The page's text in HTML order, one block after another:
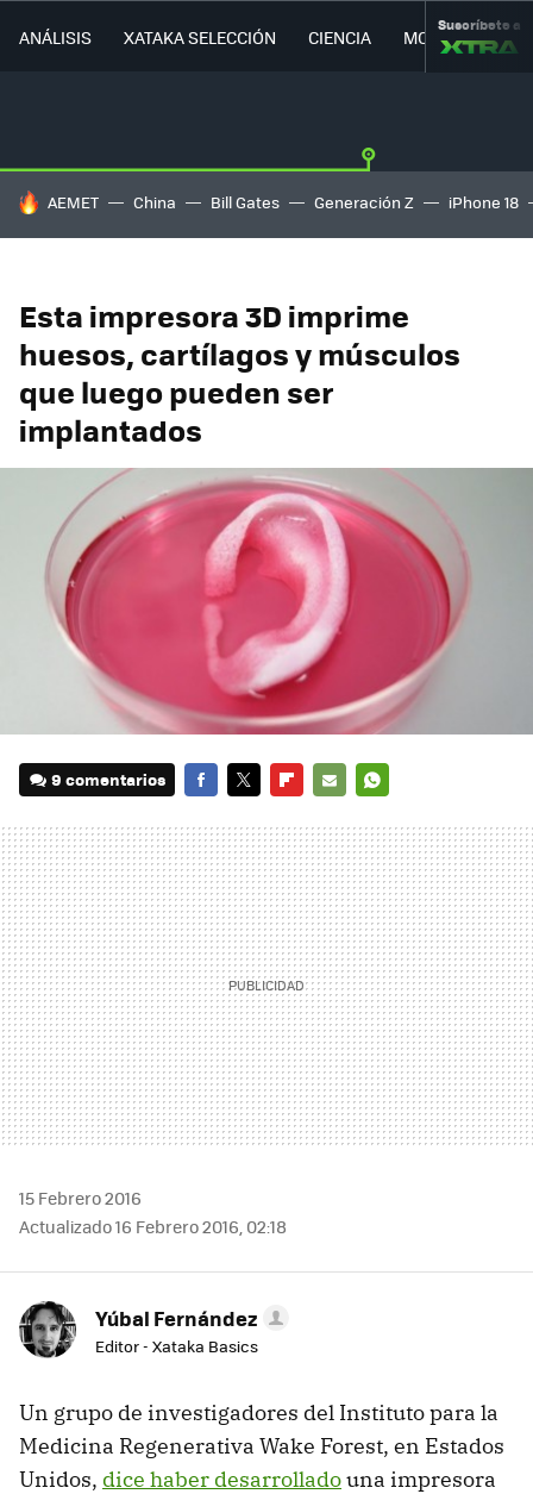
ANÁLISIS XATAKA SELECCIÓN CIENCIA MOVILIDAD
Suscríbete a
HOY SE HABLA DE
AEMET China Bill Gates Generación Z iPhone 18
Esta impresora 3D imprime
huesos, cartílagos y músculos
que luego pueden ser
implantados
9 comentarios
MAIL
15 Febrero 2016
Actualizado 16 Febrero 2016, 02:18
Yúbal Fernández
Editor - Xataka Basics
Un grupo de investigadores del Instituto para la
Medicina Regenerativa Wake Forest, en Estados
Unidos, dice haber desarrolladouna impresora